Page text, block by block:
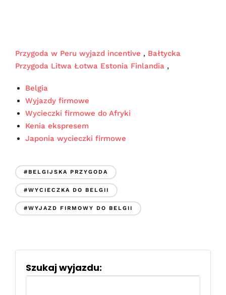
Przygoda w Peru wyjazd incentive , Bałtycka
Przygoda Litwa Łotwa Estonia Finlandia ,
Belgia
Wyjazdy firmowe
Wycieczki firmowe do Afryki
Kenia ekspresem
Japonia wycieczki firmowe
#BELGIJSKA PRZYGODA
#WYCIECZKA DO BELGII
#WYJAZD FIRMOWY DO BELGII
Szukaj wyjazdu: